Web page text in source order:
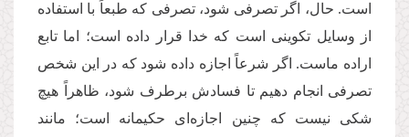
است. حال، اگر تصرفی شود، تصرفی که طبعاً با استفاده
از وسایل تكوینی است كه خدا قرار داده است؛ اما تابع
اراده ماست. اگر شرعاً اجازه داده شود كه در این شخص
تصرفی انجام دهیم تا فسادش برطرف شود، ظاهراً هیچ
شكی نیست كه چنین اجازه‌ای حكیمانه است؛ مانند